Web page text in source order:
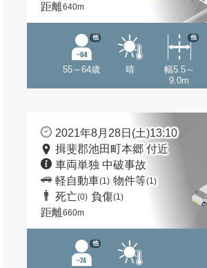
距離640m
55～64歳
他
晴
幅5.5～
9.0m
他
2021年8月28日(土)13:10
揖斐郡池田町本郷 付近
車両単独 中破事故
軽自動車(1) 物件等(1)
死亡(0) 負傷(1)
距離660m
他